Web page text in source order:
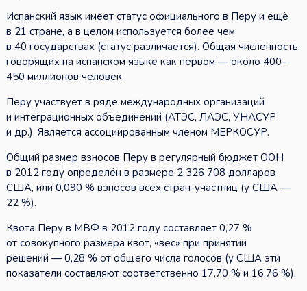
Испанский язык имеет статус официального в Перу и ещё
в 21 стране, а в целом используется более чем
в 40 государствах (статус различается). Общая численность
говорящих на испанском языке как первом — около 400–
450 миллионов человек.
Перу участвует в ряде международных организаций
и интеграционных объединений (АТЭС, ЛАЭС, УНАСУР
и др.). Является ассоциированным членом МЕРКОСУР.
Общий размер взносов Перу в регулярный бюджет ООН
в 2012 году определён в размере 2 326 708 долларов
США, или 0,090 % взносов всех стран-участниц (у США —
22 %).
Квота Перу в МВФ в 2012 году составляет 0,27 %
от совокупного размера квот, «вес» при принятии
решений — 0,28 % от общего числа голосов (у США эти
показатели составляют соответственно 17,70 % и 16,76 %).